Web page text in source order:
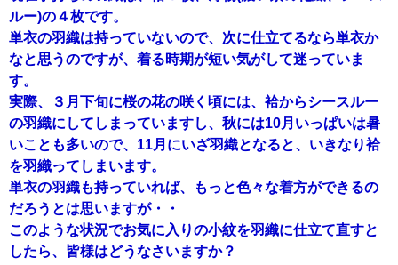
ルー)の４枚です。
単衣の羽織は持っていないので、次に仕立てるなら単衣か
なと思うのですが、着る時期が短い気がして迷っていま
す。
実際、３月下旬に桜の花の咲く頃には、袷からシースルー
の羽織にしてしまっていますし、秋には10月いっぱいは暑
いことも多いので、11月にいざ羽織となると、いきなり袷
を羽織ってしまいます。
単衣の羽織も持っていれば、もっと色々な着方ができるの
だろうとは思いますが・・
このような状況でお気に入りの小紋を羽織に仕立て直すと
したら、皆様はどうなさいますか？